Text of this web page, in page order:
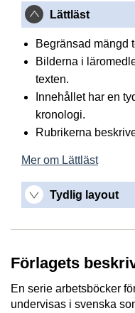
Lättläst
Begränsad mängd
Bilderna i
texten.
Innehållet har en
kronologi.
Rubrikerna
Mer om Lättläst
Tydlig layout
Förlagets
En serie arbetsböcker
undervisas i svenska